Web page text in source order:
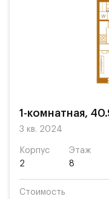
1-комнатная,
3 кв. 2024
Корпус
2
Этаж
8
Стоимость